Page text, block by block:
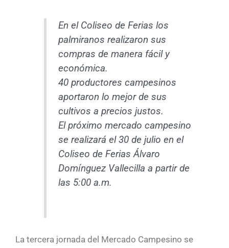
En el Coliseo de Ferias los
palmiranos realizaron sus
compras de manera fácil y
económica.
40 productores campesinos
aportaron lo mejor de sus
cultivos a precios justos.
El próximo mercado campesino
se realizará el 30 de julio en el
Coliseo de Ferias Álvaro
Domínguez Vallecilla a partir de
las 5:00 a.m.
La tercera jornada del Mercado Campesino se